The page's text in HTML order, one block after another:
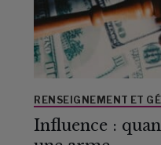
RENSEIGNEMENT ET
Influence :